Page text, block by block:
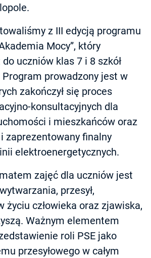
z III edycją programu
Mocy”, który
uczniów klas 7 i 8 szkół
prowadzony jest w
zakończył się proces
konsultacyjnych dla
i mieszkańców oraz
zaprezentowany finalny
elektroenergetycznych.
zajęć dla uczniów jest
przesył,
życiu człowieka oraz zjawiska,
Ważnym elementem
roli PSE jako
przesyłowego w całym